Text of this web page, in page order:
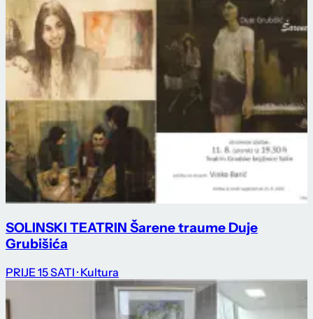
SOLINSKI TEATRIN Šarene traume Duje
Grubišića
PRIJE 15 SATI · Kultura